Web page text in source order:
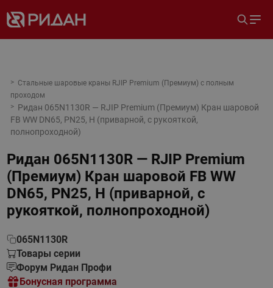
Стальные шаровые краны RJIP Premium (Премиум) с полным
проходом
Ридан 065N1130R — RJIP Premium (Премиум) Кран шаровой
FB WW DN65, PN25, H (приварной, с рукояткой,
полнопроходной)
Ридан 065N1130R — RJIP Premium
(Премиум) Кран шаровой FB WW
DN65, PN25, H (приварной, с
рукояткой, полнопроходной)
065N1130R
Товары серии
Форум Ридан Профи
Бонусная программа